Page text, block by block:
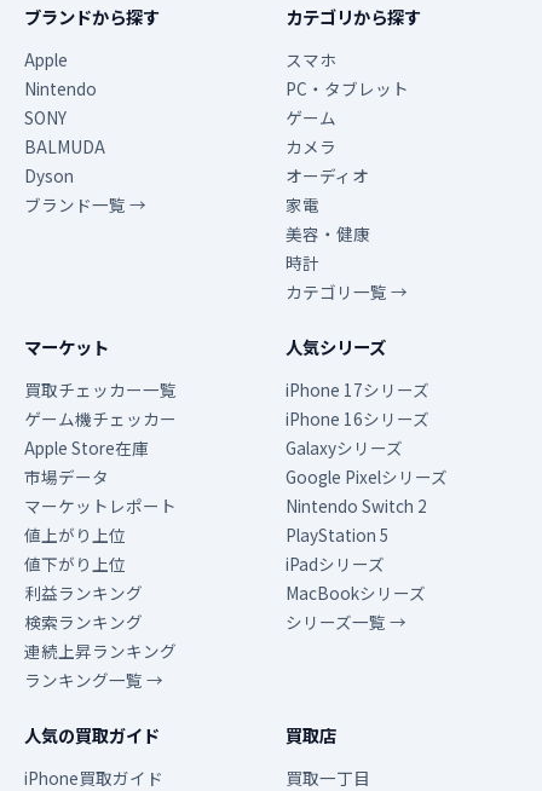
ブランドから探す
Apple
Nintendo
SONY
BALMUDA
Dyson
ブランド一覧 →
カテゴリから探す
スマホ
PC・タブレット
ゲーム
カメラ
オーディオ
家電
美容・健康
時計
カテゴリ一覧 →
マーケット
買取チェッカー一覧
ゲーム機チェッカー
Apple Store在庫
市場データ
マーケットレポート
値上がり上位
値下がり上位
利益ランキング
検索ランキング
連続上昇ランキング
ランキング一覧 →
人気シリーズ
iPhone 17シリーズ
iPhone 16シリーズ
Galaxyシリーズ
Google Pixelシリーズ
Nintendo Switch 2
PlayStation 5
iPadシリーズ
MacBookシリーズ
シリーズ一覧 →
人気の買取ガイド
iPhone買取ガイド
買取店
買取一丁目